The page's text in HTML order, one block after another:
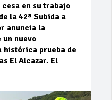
en su trabajo
la 42ª Subida a
anuncia la
nuevo
histórica prueba de
El Alcazar. El